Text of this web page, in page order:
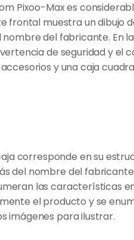
Pixoo-Max es
frontal muestra un dibujo
nombre del fabricante. En
de seguridad y el
y una caja
corresponde en su
del nombre del
las características
el producto y se
imágenes para ilustrar.